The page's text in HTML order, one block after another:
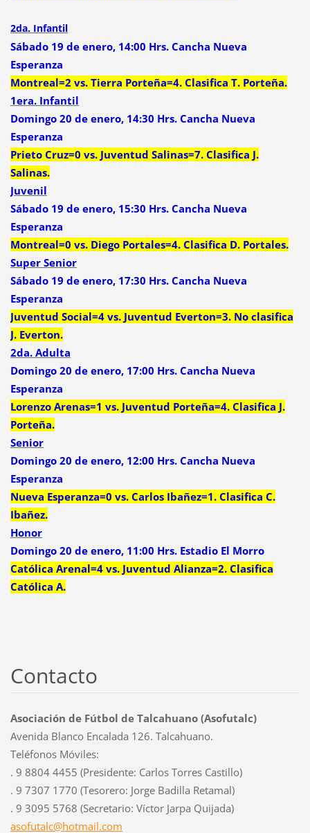
2da. Infantil
Sábado 19 de enero, 14:00 Hrs. Cancha Nueva
Esperanza
Montreal=2 vs. Tierra Porteña=4. Clasifica T. Porteña.
1era. Infantil
Domingo 20 de enero, 14:30 Hrs. Cancha Nueva
Esperanza
Prieto Cruz=0 vs. Juventud Salinas=7. Clasifica J.
Salinas.
Juvenil
Sábado 19 de enero, 15:30 Hrs. Cancha Nueva
Esperanza
Montreal=0 vs. Diego Portales=4. Clasifica D. Portales.
Super Senior
Sábado 19 de enero, 17:30 Hrs. Cancha Nueva
Esperanza
Juventud Social=4 vs. Juventud Everton=3. No clasifica
J. Everton.
2da. Adulta
Domingo 20 de enero, 17:00 Hrs. Cancha Nueva
Esperanza
Lorenzo Arenas=1 vs. Juventud Porteña=4. Clasifica J.
Porteña.
Senior
Domingo 20 de enero, 12:00 Hrs. Cancha Nueva
Esperanza
Nueva Esperanza=0 vs. Carlos Ibañez=1. Clasifica C.
Ibañez.
Honor
Domingo 20 de enero, 11:00 Hrs. Estadio El Morro
Católica Arenal=4 vs. Juventud Alianza=2. Clasifica
Católica A.
Contacto
Asociación de Fútbol de Talcahuano (Asofutalc)
Avenida Blanco Encalada 126. Talcahuano.
Teléfonos Móviles:
. 9 8804 4455 (Presidente: Carlos Torres Castillo)
. 9 7307 1770 (Tesorero: Jorge Badilla Retamal)
. 9 3095 5768 (Secretario: Víctor Jarpa Quijada)
asofutalc@hotmail.com